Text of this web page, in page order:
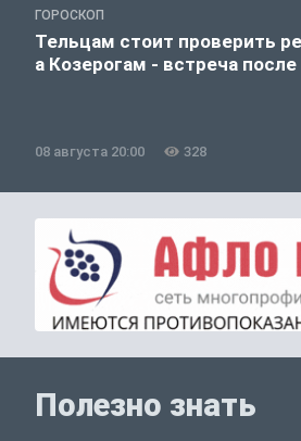
ГОРОСКОП
Тельцам стоит проверить
а Козерогам - встреча
08 августа 20:00 328
Полезно знать